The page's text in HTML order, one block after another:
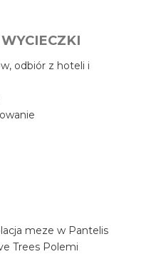
odbiór z hoteli i
meze w Pantelis
Trees Polemi